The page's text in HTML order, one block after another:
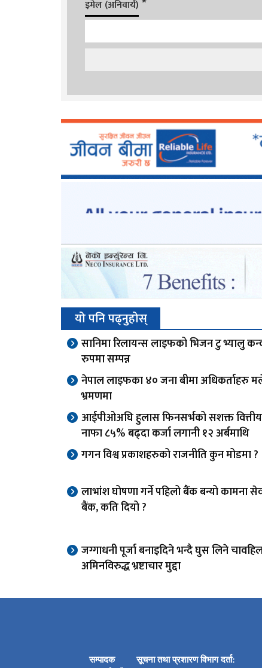
इमेल (अनिवार्य)
यो पनि पढ्नुहोस्
सानिमा रिलायन्स लाइफको भिजन टु भ्यालु
रुपमा सम्पन्न
नेपाल लाइफका ४० जना बीमा अधिकर्ताहरु
भ्रमणमा
आईपीओअघि हुलास फिनसर्भको सशक्त वित्तीय
नाफा ८५% बढ्दा कर्जा लगानी १२ अर्बमाथि
गगन विश्व प्रकाशहरुको राजनीति कुन मोडमा ?
लाभांश घोषणा गर्ने पहिलो बैंक बन्यो कामना
बैंक, कति दियो ?
जग्गाधनी पूर्जा बनाइदिने भन्दै घुस लिने
अमिनविरुद्ध भ्रष्टाचार मुद्दा
सम्पादक सूचना तथा प्रशारण विभाग दर्ता: